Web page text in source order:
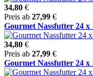
34,80 €
Preis ab 27,99 €
Gourmet Nassfutter 24
34,80 €
Preis ab 27,99 €
Gourmet Nassfutter 24